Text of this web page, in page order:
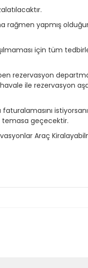
rağmen yapmış
için tüm
rezervasyon
ile rezervasyon
temasa geçecektir.
Araç